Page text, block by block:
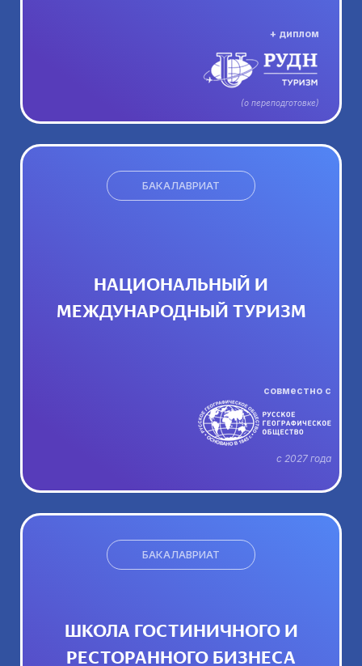
+ диплом
(о переподготовке)
БАКАЛАВРИАТ
НАЦИОНАЛЬНЫЙ И
МЕЖДУНАРОДНЫЙ ТУРИЗМ
совместно с
с 2027 года
БАКАЛАВРИАТ
ШКОЛА ГОСТИНИЧНОГО И
РЕСТОРАННОГО БИЗНЕСА